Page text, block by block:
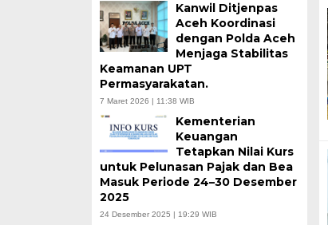
Kanwil Ditjenpas
Aceh Koordinasi
dengan Polda Aceh
Menjaga Stabilitas
Keamanan UPT
Permasyarakatan.
7 Maret 2026 | 11:38 WIB
Kementerian
Keuangan
Tetapkan Nilai Kurs
untuk Pelunasan Pajak dan Bea
Masuk Periode 24–30 Desember
2025
24 Desember 2025 | 19:29 WIB